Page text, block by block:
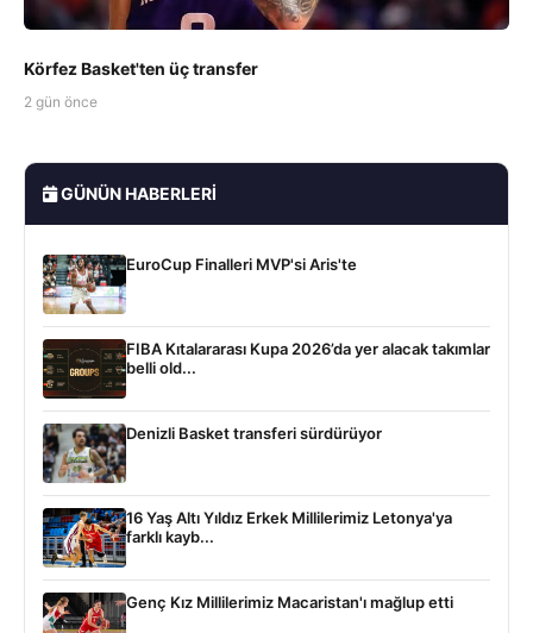
Körfez Basket'ten üç transfer
2 gün önce
GÜNÜN HABERLERI
EuroCup Finalleri MVP'si Aris'te
FIBA Kıtalararası Kupa 2026’da yer alacak takımlar
belli old...
Denizli Basket transferi sürdürüyor
16 Yaş Altı Yıldız Erkek Millilerimiz Letonya'ya
farklı kayb...
Genç Kız Millilerimiz Macaristan'ı mağlup etti